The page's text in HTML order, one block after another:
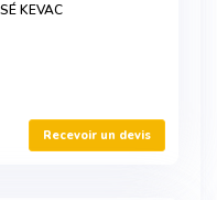
KEVAC
Recevoir un devis